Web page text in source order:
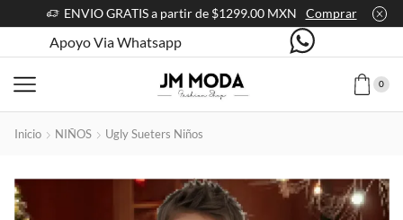
ENVIO GRATIS a partir de $1299.00 MXN Comprar
Apoyo Via Whatsapp
0
Inicio NIÑOS Ugly Sueters Niños